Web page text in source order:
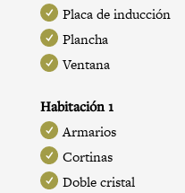
Placa de inducción
Plancha
Ventana
Habitación 1
Armarios
Cortinas
Doble cristal